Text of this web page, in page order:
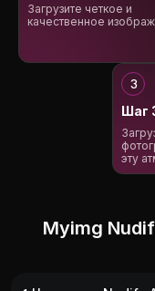
Загрузите четкое и
качественное
Шаг
эту
Myimg